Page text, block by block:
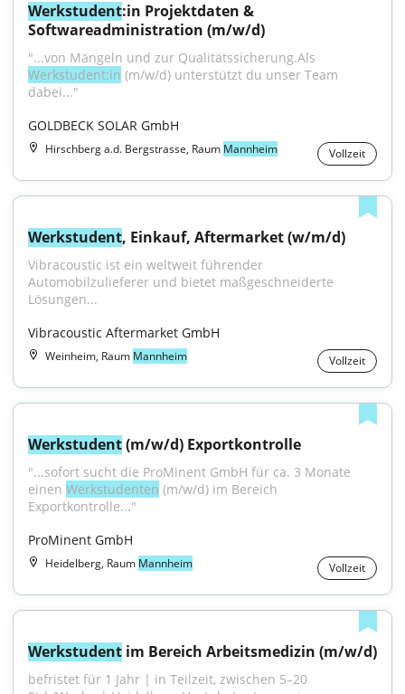
Werkstudent:in Projektdaten &
Softwareadministration (m/w/d)
Werkstudent:in (m/w/d) unterstützt du unser Team
dabei..."
GOLDBECK SOLAR GmbH
Hirschberg a.d. Bergstrasse, Raum Mannheim Vollzeit
Werkstudent, Einkauf, Aftermarket (w/m/d)
Vibracoustic ist ein weltweit führender
Automobilzulieferer und bietet maßgeschneiderte
Lösungen...
Vibracoustic Aftermarket GmbH
Weinheim, Raum Mannheim Vollzeit
Werkstudent (m/w/d) Exportkontrolle
"...sofort sucht die ProMinent GmbH für ca. 3 Monate
einen Werkstudenten (m/w/d) im Bereich
Exportkontrolle..."
ProMinent GmbH
Heidelberg, Raum Mannheim Vollzeit
Werkstudent im Bereich Arbeitsmedizin (m/w/d)
befristet für 1 Jahr | in Teilzeit, zwischen 5–20